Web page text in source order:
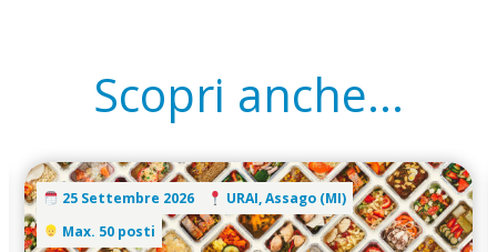
Scopri anche...
25 Settembre 2026
URAI, Assago (MI)
Max. 50 posti